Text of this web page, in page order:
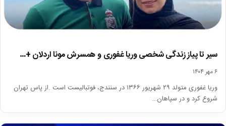
سیر تا پیاز زندگی شخصی وریا غفوری و همسرش مونا اردلان +…
۶ مهر ۱۴۰۴
وریا غفوری متولد ۲۹ شهریور ۱۳۶۶ در سنندج، فوتبالیست است .از پاس تهران
شروع کرد و در سپاهان…